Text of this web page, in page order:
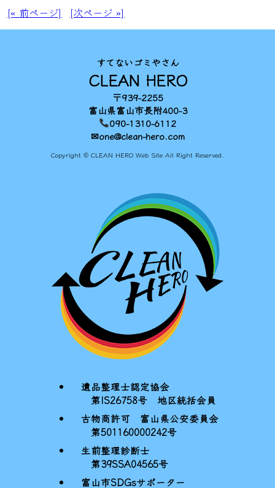
[« 前ページ] [次ページ »]
すてないゴミやさん
CLEAN HERO
〒939-2255
富山県富山市長附400-3
090-1310-6112
✉one@clean-hero.com
Copyright © CLEAN HERO Web Site All Right Reserved.
遺品整理士認定協会
第IS26758号 地区統括会員
古物商許可 富山県公安委員会
第501160000242号
生前整理診断士
第39SSA04565号
富山市SDGsサポーター